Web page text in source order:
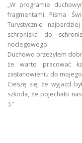
„W programie
fragmentami Pisma
Turystycznie
schroniska do
noclegowego.
Duchowo przeżyłem
że warto pracować
zastanowieniu do mojego
Cieszę się, że wyjazd
szkoda, że pojechało
:).”